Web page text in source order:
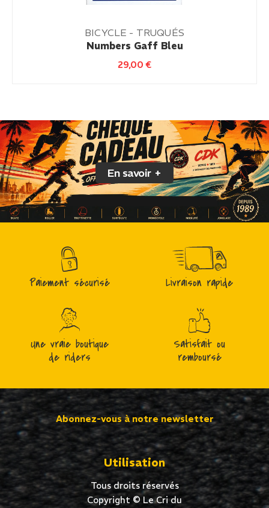
BICYCLE - TRUQUÉS
Numbers Gaff Bleu
29,00€
En savoir +
Paiement sécurisé Livraison rapide
Une vraie boutique
de riders
Satisfait ou
remboursé
Abonnez-vous à notre newsletter
Utilisation
Tous droits réservés
Copyright © Le Cri du